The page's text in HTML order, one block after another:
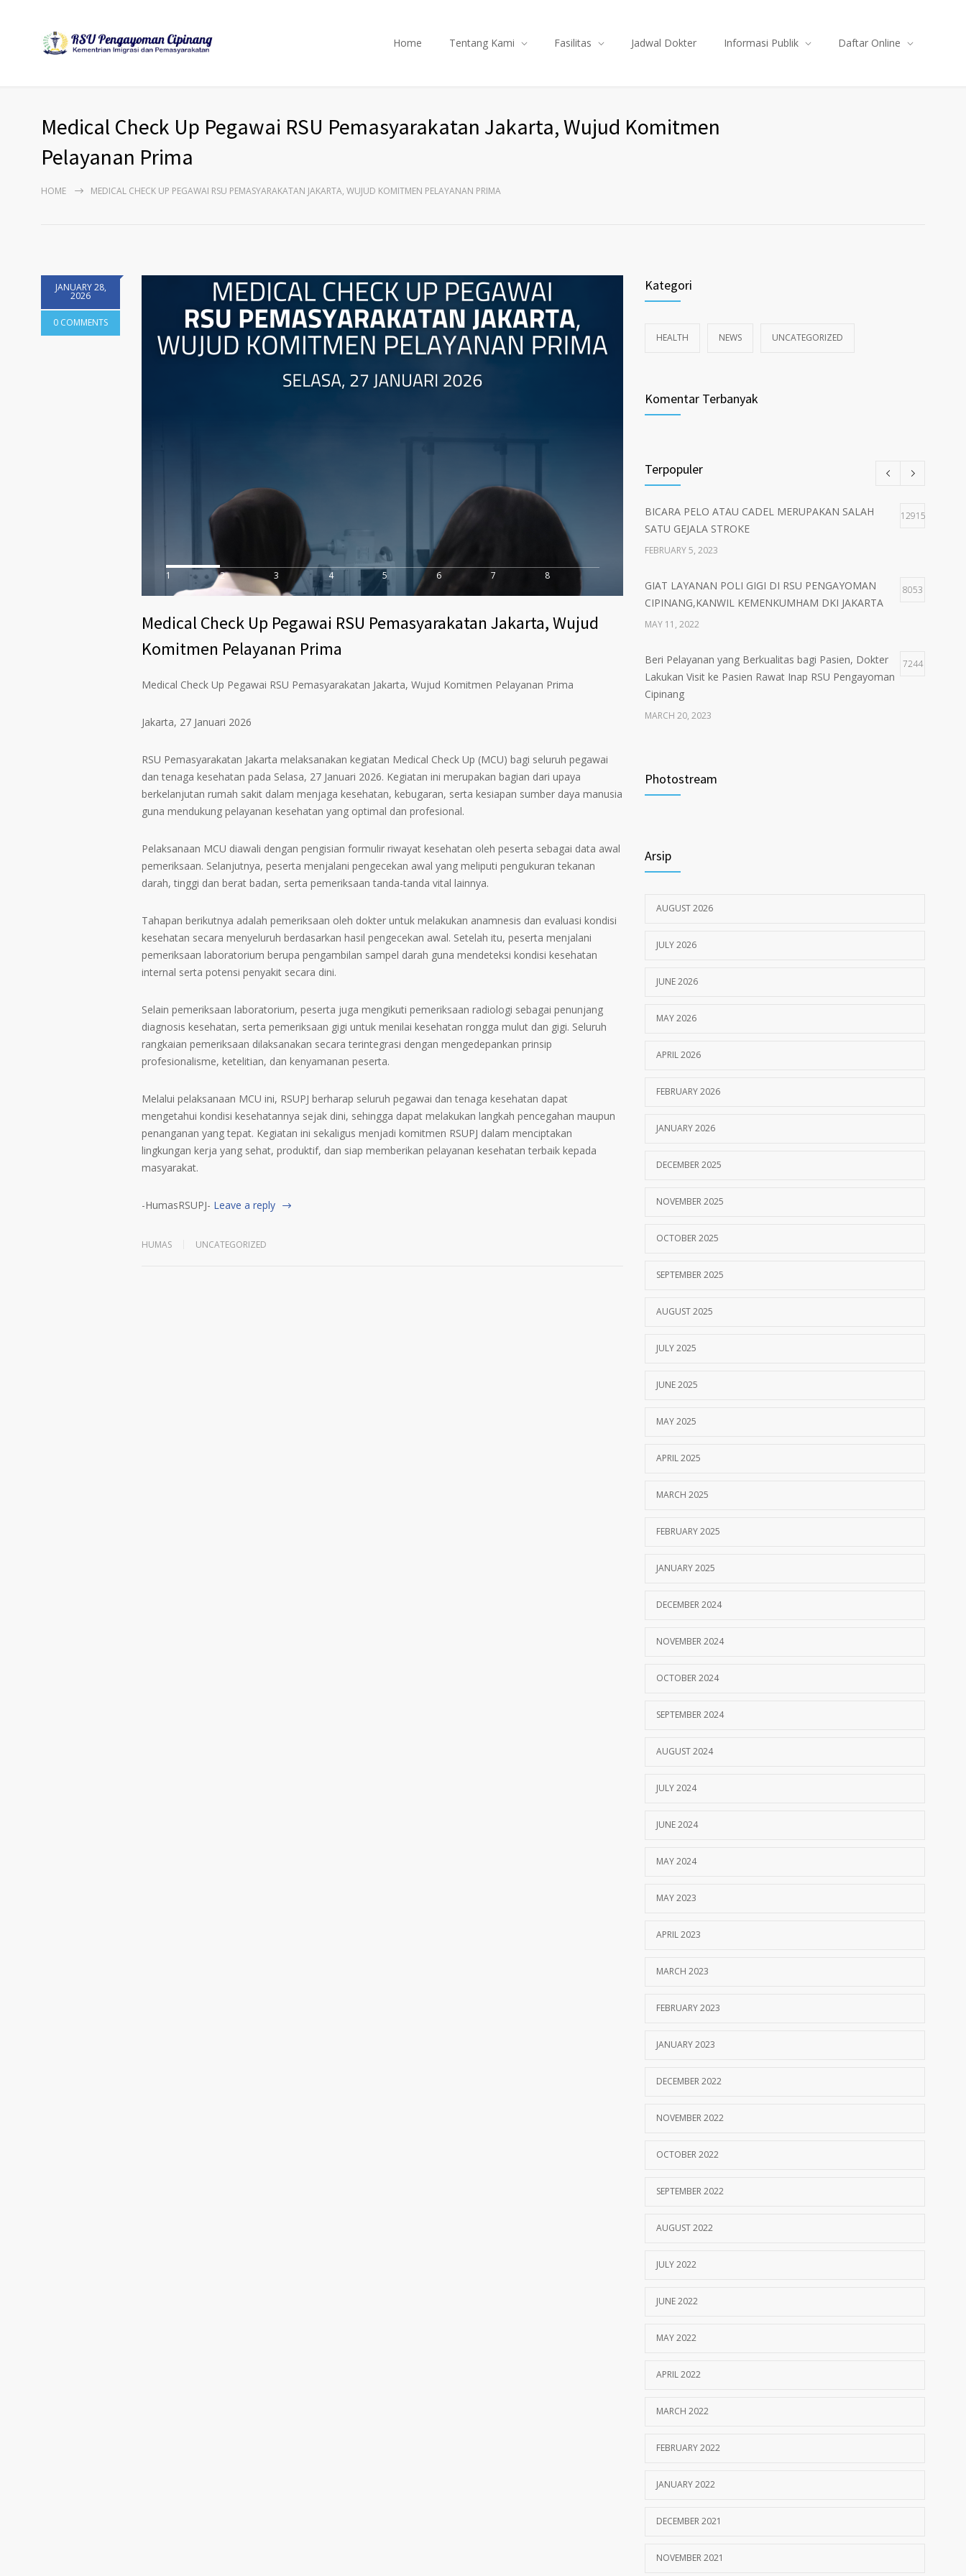
Home Tentang Kami Fasilitas Jadwal Dokter Informasi Publik Daftar Online
Medical Check Up Pegawai RSU Pemasyarakatan Jakarta, Wujud Komitmen
Pelayanan Prima
HOME MEDICAL CHECK UP PEGAWAI RSU PEMASYARAKATAN JAKARTA, WUJUD KOMITMEN PELAYANAN PRIMA
JANUARY 28,
2026
0 COMMENTS
1 2 3 4 5 6 7 8
Medical Check Up Pegawai RSU Pemasyarakatan Jakarta, Wujud
Komitmen Pelayanan Prima
Medical Check Up Pegawai RSU Pemasyarakatan Jakarta, Wujud Komitmen Pelayanan Prima
Jakarta, 27 Januari 2026
RSU Pemasyarakatan Jakarta melaksanakan kegiatan Medical Check Up (MCU) bagi seluruh pegawai
dan tenaga kesehatan pada Selasa, 27 Januari 2026. Kegiatan ini merupakan bagian dari upaya
berkelanjutan rumah sakit dalam menjaga kesehatan, kebugaran, serta kesiapan sumber daya manusia
guna mendukung pelayanan kesehatan yang optimal dan profesional.
Pelaksanaan MCU diawali dengan pengisian formulir riwayat kesehatan oleh peserta sebagai data awal
pemeriksaan. Selanjutnya, peserta menjalani pengecekan awal yang meliputi pengukuran tekanan
darah, tinggi dan berat badan, serta pemeriksaan tanda-tanda vital lainnya.
Tahapan berikutnya adalah pemeriksaan oleh dokter untuk melakukan anamnesis dan evaluasi kondisi
kesehatan secara menyeluruh berdasarkan hasil pengecekan awal. Setelah itu, peserta menjalani
pemeriksaan laboratorium berupa pengambilan sampel darah guna mendeteksi kondisi kesehatan
internal serta potensi penyakit secara dini.
Selain pemeriksaan laboratorium, peserta juga mengikuti pemeriksaan radiologi sebagai penunjang
diagnosis kesehatan, serta pemeriksaan gigi untuk menilai kesehatan rongga mulut dan gigi. Seluruh
rangkaian pemeriksaan dilaksanakan secara terintegrasi dengan mengedepankan prinsip
profesionalisme, ketelitian, dan kenyamanan peserta.
Melalui pelaksanaan MCU ini, RSUPJ berharap seluruh pegawai dan tenaga kesehatan dapat
mengetahui kondisi kesehatannya sejak dini, sehingga dapat melakukan langkah pencegahan maupun
penanganan yang tepat. Kegiatan ini sekaligus menjadi komitmen RSUPJ dalam menciptakan
lingkungan kerja yang sehat, produktif, dan siap memberikan pelayanan kesehatan terbaik kepada
masyarakat.
-HumasRSUPJ- Leave a reply
HUMAS UNCATEGORIZED
Kategori
HEALTH NEWS UNCATEGORIZED
Komentar Terbanyak
Terpopuler
BICARA PELO ATAU CADEL MERUPAKAN SALAH
SATU GEJALA STROKE
12915
FEBRUARY 5, 2023
GIAT LAYANAN POLI GIGI DI RSU PENGAYOMAN
CIPINANG,KANWIL KEMENKUMHAM DKI JAKARTA
8053
MAY 11, 2022
Beri Pelayanan yang Berkualitas bagi Pasien, Dokter
Lakukan Visit ke Pasien Rawat Inap RSU Pengayoman
Cipinang
7244
MARCH 20, 2023
JULY 18, 2024
Photostream
Arsip
AUGUST 2026
JULY 2026
JUNE 2026
MAY 2026
APRIL 2026
FEBRUARY 2026
JANUARY 2026
DECEMBER 2025
NOVEMBER 2025
OCTOBER 2025
SEPTEMBER 2025
AUGUST 2025
JULY 2025
JUNE 2025
MAY 2025
APRIL 2025
MARCH 2025
FEBRUARY 2025
JANUARY 2025
DECEMBER 2024
NOVEMBER 2024
OCTOBER 2024
SEPTEMBER 2024
AUGUST 2024
JULY 2024
JUNE 2024
MAY 2024
MAY 2023
APRIL 2023
MARCH 2023
FEBRUARY 2023
JANUARY 2023
DECEMBER 2022
NOVEMBER 2022
OCTOBER 2022
SEPTEMBER 2022
AUGUST 2022
JULY 2022
JUNE 2022
MAY 2022
APRIL 2022
MARCH 2022
FEBRUARY 2022
JANUARY 2022
DECEMBER 2021
NOVEMBER 2021